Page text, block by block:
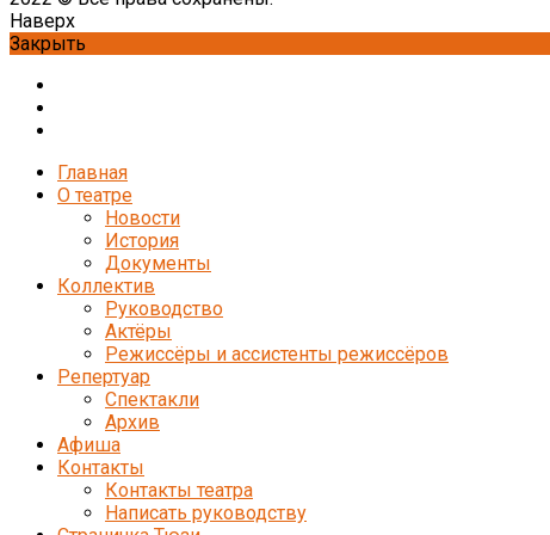
Наверх
Закрыть
Главная
О театре
Новости
История
Документы
Коллектив
Руководство
Актёры
Режиссёры и ассистенты режиссёров
Репертуар
Спектакли
Архив
Афиша
Контакты
Контакты театра
Написать руководству